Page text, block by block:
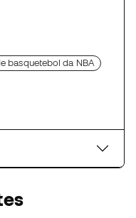
basquetebol da NBA